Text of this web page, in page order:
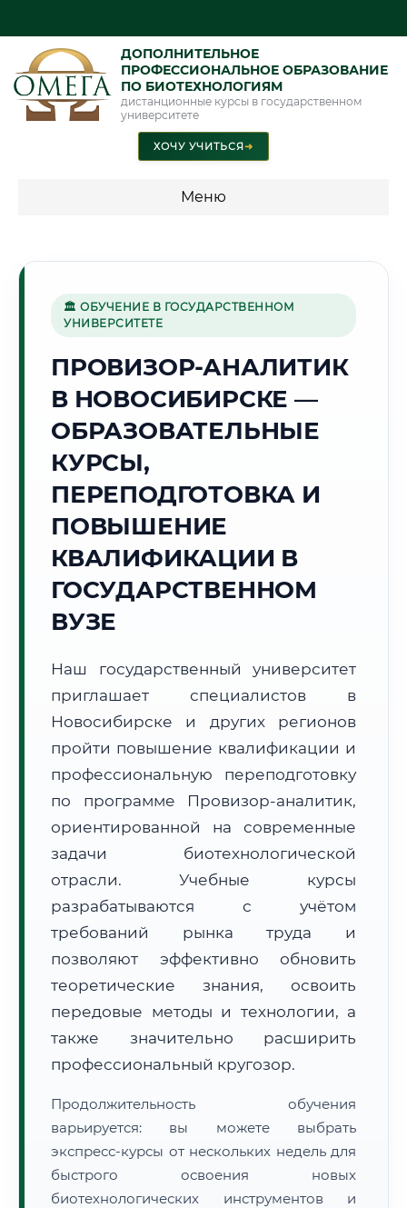
ДОПОЛНИТЕЛЬНОЕ
ПРОФЕССИОНАЛЬНОЕ ОБРАЗОВАНИЕ
ПО БИОТЕХНОЛОГИЯМ
дистанционные курсы в государственном
университете
ХОЧУ УЧИТЬСЯ➜
Меню
🏙️
Г. НОВОСИБИРСК
02:20:03
2026 г.
Погода в г. Новосибирск:
🌅 Восход:05:49 🌇 Закат:
📍 Региональная справка
Почтовые индексы:
Часовой пояс:
МСК+4 (UTC+7)
Формат учебы:
Дистанционно
🗺️ Зона обслуживания: г. Новосибирск
Расчет логистики оригиналов:
• Маршрут транзита:~2 км
• Экспресс-доставка СДЭК / Почтой: 1 рабочий день
📜 Документы и аккредитация ФИС ФРДО
Нажмите на документ для увеличения и просмотра
🏛 ОБУЧЕНИЕ В ГОСУДАРСТВЕННОМ
УНИВЕРСИТЕТЕ
ПРОВИЗОР-АНАЛИТИК
В НОВОСИБИРСКЕ —
ОБРАЗОВАТЕЛЬНЫЕ
КУРСЫ,
ПЕРЕПОДГОТОВКА И
ПОВЫШЕНИЕ
КВАЛИФИКАЦИИ В
ГОСУДАРСТВЕННОМ
ВУЗЕ
Наш государственный университет
приглашает специалистов в
Новосибирске и других регионов
пройти повышение квалификации и
профессиональную переподготовку
по программе Провизор-аналитик,
ориентированной на современные
задачи биотехнологической
отрасли. Учебные курсы
разрабатываются с учётом
требований рынка труда и
позволяют эффективно обновить
теоретические знания, освоить
передовые методы и технологии, а
также значительно расширить
профессиональный кругозор.
Продолжительность обучения
варьируется: вы можете выбрать
экспресс-курсы от нескольких недель для
быстрого освоения новых
биотехнологических инструментов и